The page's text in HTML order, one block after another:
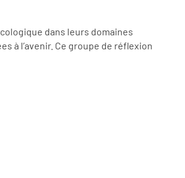
dans leurs domaines
à l’avenir. Ce groupe de réflexion